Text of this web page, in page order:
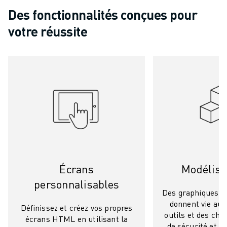
VÉHICULES ÉLECTRIQUES
ALIMENTATION ET BOISSONS
TOUTES LES APPLICATIONS
TOURNAGE CNC
MOULAGE PAR INJECTION
ENTRETIEN DES MACHINES
Des fonctionnalités conçues pour
votre réussite
Écrans
personnalisables
Définissez et créez vos propres
écrans HTML en utilisant la
Des graphiques
donnent vie
outils et des